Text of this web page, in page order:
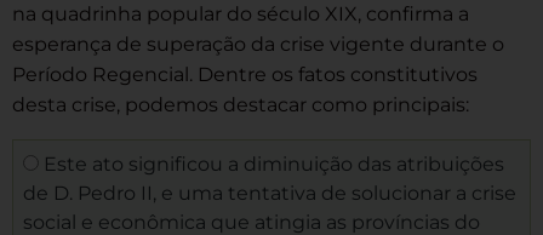
na quadrinha popular do século XIX, confirma a
esperança de superação da crise vigente durante o
Período Regencial. Dentre os fatos constitutivos
desta crise, podemos destacar como principais:
Este ato significou a diminuição das atribuições
de D. Pedro II, e uma tentativa de solucionar a crise
social e econômica que atingia as províncias do